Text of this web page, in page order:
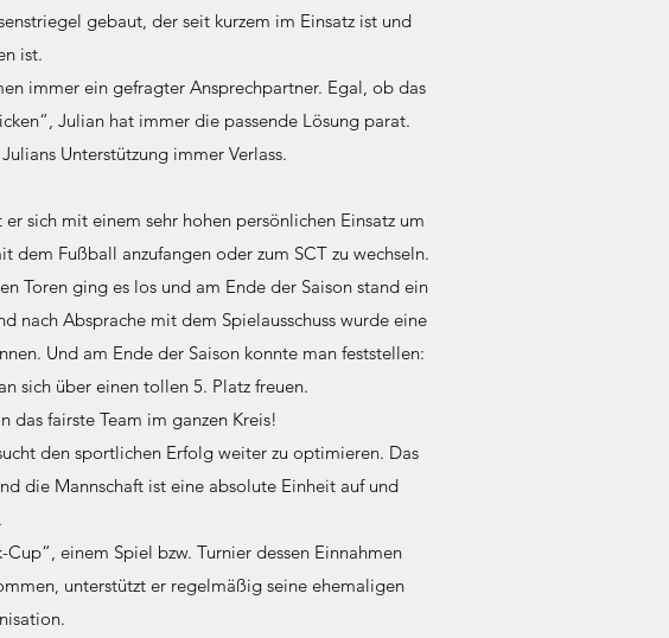
gebaut, der seit kurzem im Einsatz ist und
ist.
immer ein gefragter Ansprechpartner. Egal, ob das
Julian hat immer die passende Lösung parat.
Unterstützung immer Verlass.
sich mit einem sehr hohen persönlichen Einsatz um
Fußball anzufangen oder zum SCT zu wechseln.
Toren ging es los und am Ende der Saison stand ein
nach Absprache mit dem Spielausschuss wurde eine
Und am Ende der Saison konnte man feststellen:
sich über einen tollen 5. Platz freuen.
das fairste Team im ganzen Kreis!
den sportlichen Erfolg weiter zu optimieren. Das
die Mannschaft ist eine absolute Einheit auf und
einem Spiel bzw. Turnier dessen Einnahmen
unterstützt er regelmäßig seine ehemaligen